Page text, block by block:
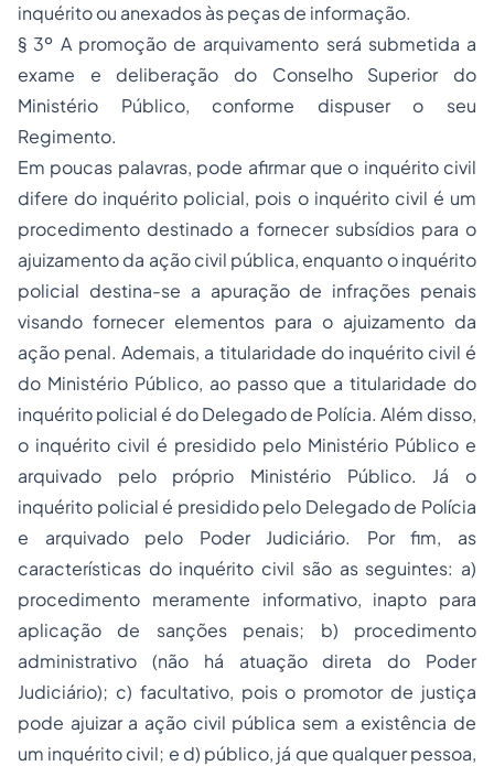
inquérito ou anexados às peças de informação.
§ 3º A promoção de arquivamento será submetida a
exame e deliberação do Conselho Superior do
Ministério Público, conforme dispuser o seu
Regimento.
Em poucas palavras, pode afirmar que o inquérito civil
difere do inquérito policial, pois o inquérito civil é um
procedimento destinado a fornecer subsídios para o
ajuizamento da ação civil pública, enquanto o inquérito
policial destina-se a apuração de infrações penais
visando fornecer elementos para o ajuizamento da
ação penal. Ademais, a titularidade do inquérito civil é
do Ministério Público, ao passo que a titularidade do
inquérito policial é do Delegado de Polícia. Além disso,
o inquérito civil é presidido pelo Ministério Público e
arquivado pelo próprio Ministério Público. Já o
inquérito policial é presidido pelo Delegado de Polícia
e arquivado pelo Poder Judiciário. Por fim, as
características do inquérito civil são as seguintes: a)
procedimento meramente informativo, inapto para
aplicação de sanções penais; b) procedimento
administrativo (não há atuação direta do Poder
Judiciário); c) facultativo, pois o promotor de justiça
pode ajuizar a ação civil pública sem a existência de
um inquérito civil; e d) público, já que qualquer pessoa,